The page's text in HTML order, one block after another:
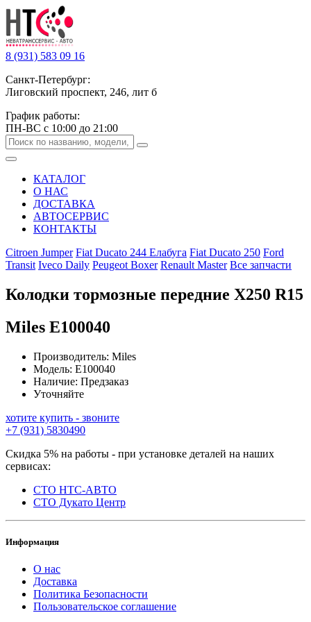
8 (931) 583 09 16
Санкт-Петербург:
Лиговский проспект, 246, лит б
График работы:
ПН-ВС с 10:00 до 21:00
КАТАЛОГ
О НАС
ДОСТАВКА
АВТОСЕРВИС
КОНТАКТЫ
Citroen Jumper Fiat Ducato 244 Елабуга Fiat Ducato 250 Ford
Transit Iveco Daily Peugeot Boxer Renault Master Все запчасти
Колодки тормозные передние Х250 R15
Miles E100040
Производитель: Miles
Модель: E100040
Наличие: Предзаказ
Уточняйте
хотите купить - звоните
+7 (931) 5830490
Скидка 5% на работы - при установке деталей на наших
сервисах:
СТО НТС-АВТО
СТО Дукато Центр
Информация
О нас
Доставка
Политика Безопасности
Пользовательское соглашение